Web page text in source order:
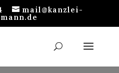
mail@kanzlei-